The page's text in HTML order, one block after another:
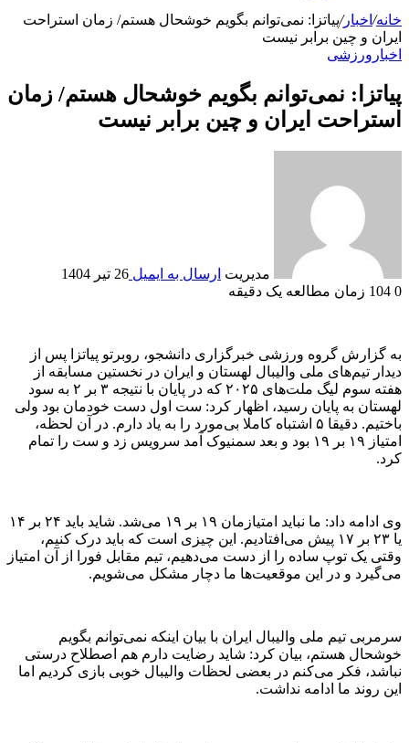
خانه/ اخبار/پیاتزا: نمی‌توانم بگویم خوشحال هستم/ زمان استراحت‌
ایران و چین برابر نیست
اخبار ورزشی
پیاتزا: نمی‌توانم بگویم خوشحال هستم/ زمان
استراحت‌ ایران و چین برابر نیست
مدیریت ارسال به ایمیل 26 تیر 1404
0
زمان مطالعه یک دقیقه
به گزارش گروه ورزشی خبرگزاری دانشجو، روبرتو پیاتزا پس از
دیدار تیم‌های ملی والیبال لهستان و ایران در نخستین مسابقه از
هفته سوم لیگ ملت‌های ۲۰۲۵ که در پایان با نتیجه ۳ بر ۲ به سود
لهستان به پایان رسید، اظهار کرد: ست اول دست خودمان بود ولی
باختیم. دقیقا ۵ اشتباه کاملا بی‌مورد را به یاد دارم. در آن لحظه،
امتیاز ۱۹ بر ۱۹ بود و بعد سمنیوک آمد سرویس زد و ست را تمام
کرد.
وی ادامه داد: ما نباید امتیازمان ۱۹ بر ۱۹ می‌شد. شاید باید ۲۴ بر ۱۴
یا ۲۳ بر ۱۷ پیش می‌افتادیم. این چیزی است که باید درک کنیم،
وقتی یک توپ ساده را از دست می‌دهیم، تیم مقابل فورا از آن امتیاز
می‌گیرد و در این موقعیت‌ها ما دچار مشکل می‌شویم.
سرمربی تیم ملی والیبال ایران با بیان اینکه نمی‌توانم بگویم
خوشحال هستم، بیان کرد: شاید رضایت دارم هم اصطلاح درستی
نباشد، فکر می‌کنم در بعضی لحظات والیبال خوبی بازی کردیم اما
این روند ما ادامه نداشت.